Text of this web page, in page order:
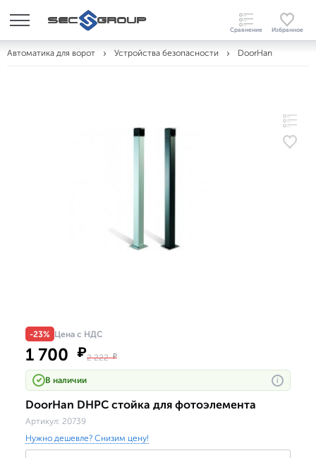
Автоматика для ворот Устройства безопасности DoorHan
-23% Цена с НДС
1 700 ₽2 222₽
В наличии i
DoorHan DHPC стойка для фотоэлемента
Артикул: 20739
Нужно дешевле? Снизим цену!